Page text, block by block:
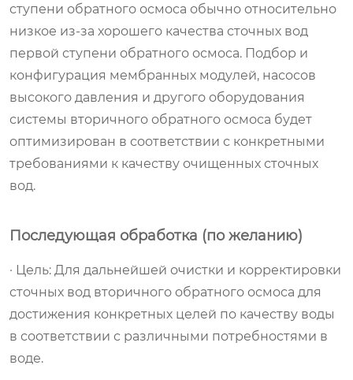
ступени обратного осмоса обычно относительно
низкое из-за хорошего качества сточных вод
первой ступени обратного осмоса. Подбор и
конфигурация мембранных модулей, насосов
высокого давления и другого оборудования
системы вторичного обратного осмоса будет
оптимизирован в соответствии с конкретными
требованиями к качеству очищенных сточных
вод.
Последующая обработка (по желанию)
· Цель: Для дальнейшей очистки и корректировки
сточных вод вторичного обратного осмоса для
достижения конкретных целей по качеству воды
в соответствии с различными потребностями в
воде.